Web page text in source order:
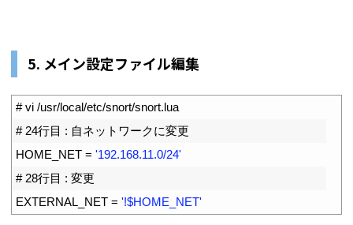
5. メイン設定ファイル編集
# vi /usr/local/etc/snort/snort.lua
# 24行目 : 自ネットワークに変更
HOME_NET = '192.168.11.0/24'
# 28行目 : 変更
EXTERNAL_NET = '!$HOME_NET'